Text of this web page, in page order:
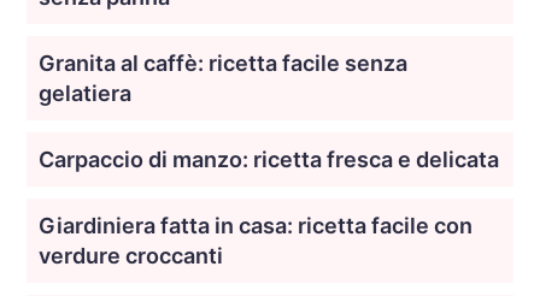
Granita al caffè: ricetta facile senza
gelatiera
Carpaccio di manzo: ricetta fresca e delicata
Giardiniera fatta in casa: ricetta facile con
verdure croccanti